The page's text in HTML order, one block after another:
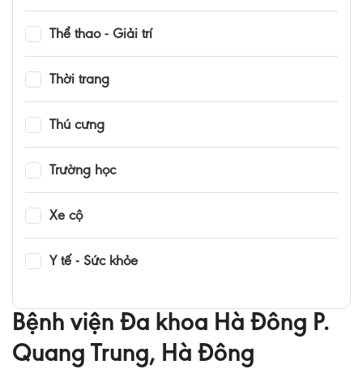
Thể thao - Giải trí
Thời trang
Thú cưng
Trường học
Xe cộ
Y tế - Sức khỏe
Bệnh viện Đa khoa Hà Đông P.
Quang Trung, Hà Đông